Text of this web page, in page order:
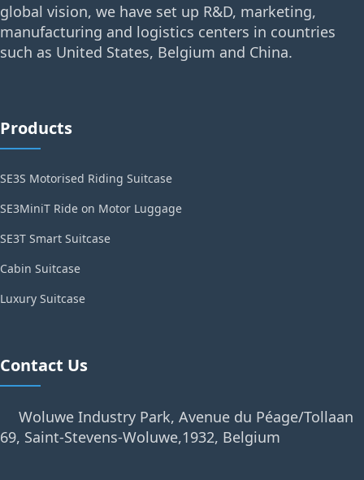
global vision, we have set up R&D, marketing,
manufacturing and logistics centers in countries
such as United States, Belgium and China.
Products
SE3S Motorised Riding Suitcase
SE3MiniT Ride on Motor Luggage
SE3T Smart Suitcase
Cabin Suitcase
Luxury Suitcase
Contact Us
Woluwe Industry Park, Avenue du Péage/Tollaan
69, Saint-Stevens-Woluwe,1932, Belgium